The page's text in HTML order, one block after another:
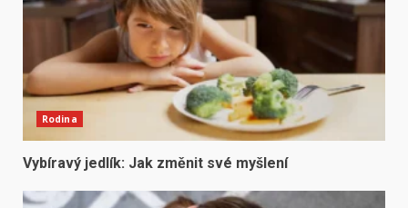
Rodina
Vybíravý jedlík: Jak změnit své myšlení